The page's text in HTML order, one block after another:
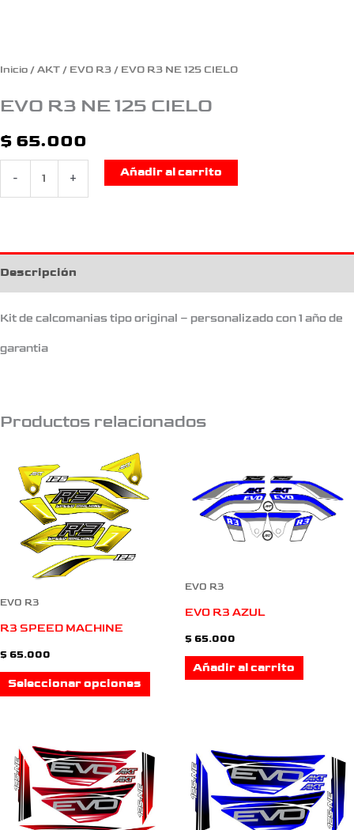
Inicio / AKT / EVO R3 / EVO R3 NE 125 CIELO
EVO R3 NE 125 CIELO
$ 65.000
- +
Añadir al carrito
Descripción
Kit de calcomanias tipo original – personalizado con 1 año de
garantia
Productos relacionados
EVO R3
R3 SPEED MACHINE
$ 65.000
Seleccionar opciones
producto
variantes.
opciones
se
en
la
EVO R3
EVO R3 AZUL
$ 65.000
Añadir al carrito